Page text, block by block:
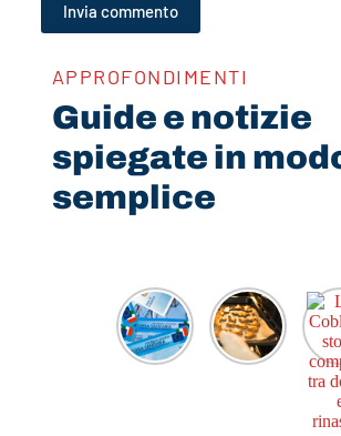
Invia commento
APPROFONDIMENTI
Guide e notizie
spiegate in
semplice